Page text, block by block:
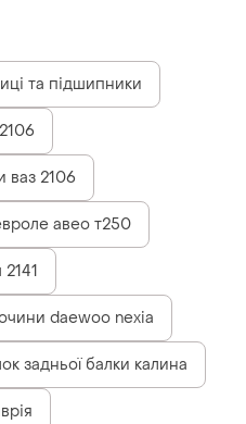
та підшипники
ваз 2106
авео т250
daewoo nexia
задньої балки калина